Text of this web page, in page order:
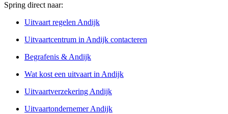
Spring direct naar:
Uitvaart regelen Andijk
Uitvaartcentrum in Andijk contacteren
Begrafenis & Andijk
Wat kost een uitvaart in Andijk
Uitvaartverzekering Andijk
Uitvaartondernemer Andijk